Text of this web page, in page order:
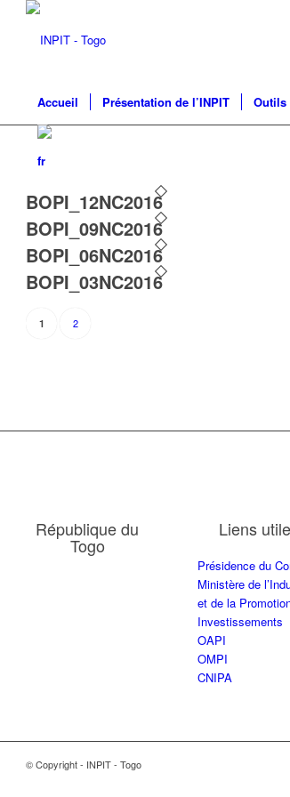
Accueil Présentation de l’INPIT Outils
BOPI_12NC2016
BOPI_09NC2016
BOPI_06NC2016
BOPI_03NC2016
1 2
République du
Togo
Liens
Présidence du
Ministère de
et de la
Investissements
OAPI
OMPI
CNIPA
© Copyright - INPIT - Togo